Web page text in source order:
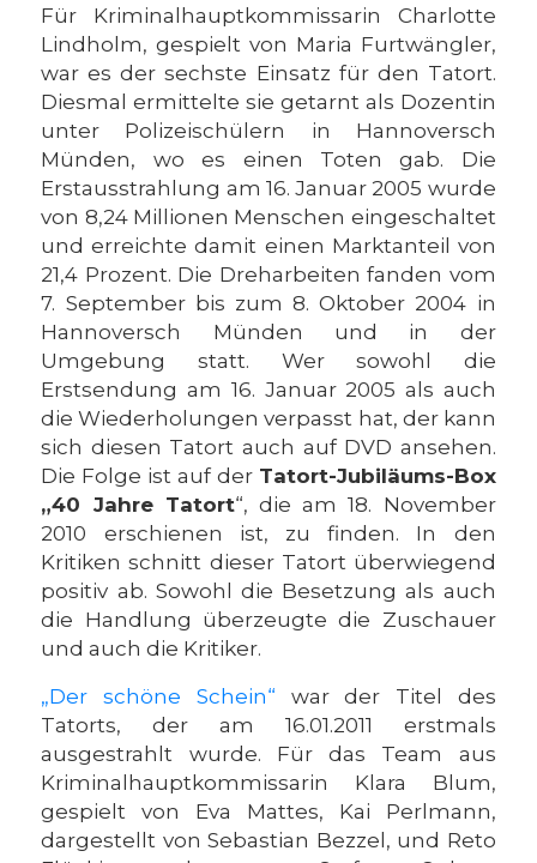
Für Kriminalhauptkommissarin Charlotte
Lindholm, gespielt von Maria Furtwängler,
war es der sechste Einsatz für den Tatort.
Diesmal ermittelte sie getarnt als Dozentin
unter Polizeischülern in Hannoversch
Münden, wo es einen Toten gab. Die
Erstausstrahlung am 16. Januar 2005 wurde
von 8,24 Millionen Menschen eingeschaltet
und erreichte damit einen Marktanteil von
21,4 Prozent. Die Dreharbeiten fanden vom
7. September bis zum 8. Oktober 2004 in
Hannoversch Münden und in der
Umgebung statt. Wer sowohl die
Erstsendung am 16. Januar 2005 als auch
die Wiederholungen verpasst hat, der kann
sich diesen Tatort auch auf DVD ansehen.
Die Folge ist auf der Tatort-Jubiläums-Box
„40 Jahre Tatort“, die am 18. November
2010 erschienen ist, zu finden. In den
Kritiken schnitt dieser Tatort überwiegend
positiv ab. Sowohl die Besetzung als auch
die Handlung überzeugte die Zuschauer
und auch die Kritiker.
„Der schöne Schein“ war der Titel des
Tatorts, der am 16.01.2011 erstmals
ausgestrahlt wurde. Für das Team aus
Kriminalhauptkommissarin Klara Blum,
gespielt von Eva Mattes, Kai Perlmann,
dargestellt von Sebastian Bezzel, und Reto